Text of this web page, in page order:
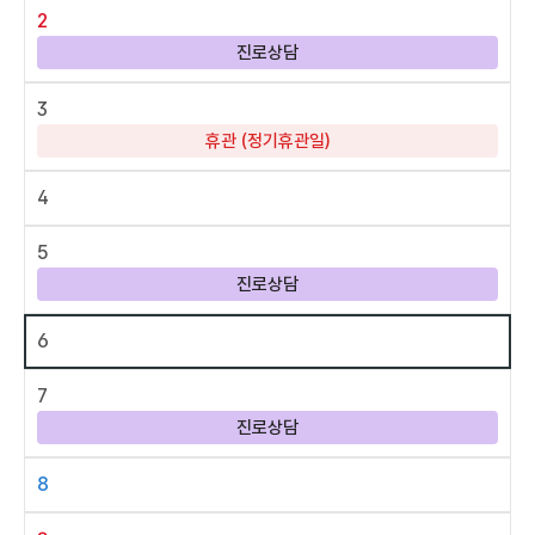
2
진로상담
3
휴관 (정기휴관일)
4
5
진로상담
6
7
진로상담
8